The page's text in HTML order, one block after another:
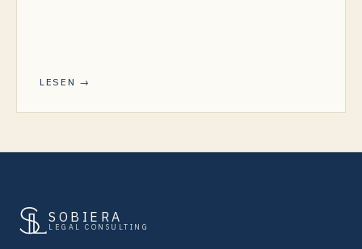
LESEN →
SOBIERA
LEGAL CONSULTING